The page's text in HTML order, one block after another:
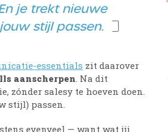
je trekt nieuwe
stijl passen.
essentials zit daarover
aanscherpen . Na dit
zónder salesy te hoeven doen.
stijl) passen.
evenveel — want wat jij